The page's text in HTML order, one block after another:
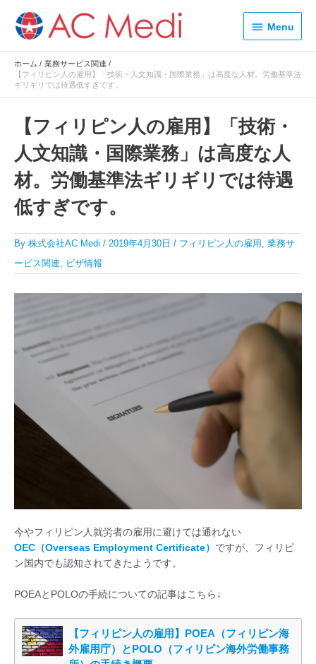
ス
Menu
Menu
ホーム
業務サービス関連
【フィリピン人の雇用】「技術・人文知識・国際業務」は高度な人材。労働基準法
ギリギリでは待遇低すぎです。
【フィリピン人の雇用】「技術・
人文知識・国際業務」は高度な人
材。労働基準法ギリギリでは待遇
低すぎです。
By 株式会社AC Medi / 2019年4月30日 / フィリピン人の雇用 業務サ
ービス関連
ビザ情報
今やフィリピン人就労者の雇用に避けては通れない
OEC（Overseas Employment Certificate） ですが、フィリピ
ン国内でも認知されてきたようです。
POEAとPOLOの手続についての記事はこちら↓
【フィリピン人の雇用】POEA（フィリピン海
外雇用庁）とPOLO（フィリピン海外労働事務